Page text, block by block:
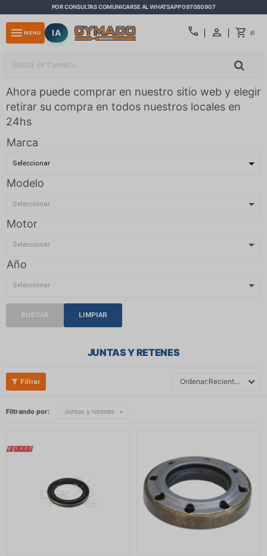
POR CONSULTAS COMUNICARSE AL WHATSAPP 097080907
call $0
menu MENÚ IA
Ahora puede comprar en nuestro sitio web y elegir
retirar su compra en todos nuestros locales en
24hs
Marca
Modelo
Motor
Año
BUSCAR LIMPIAR
JUNTAS Y RETENES
Recientes
Filtrando por: Juntas y retenes
close